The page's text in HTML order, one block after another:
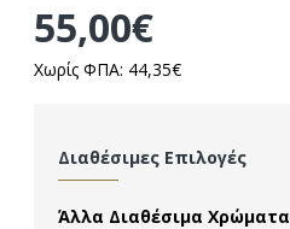
55,00€
Χωρίς ΦΠΑ: 44,35€
Διαθέσιμες Επιλογές
Άλλα Διαθέσιμα Χρώματα